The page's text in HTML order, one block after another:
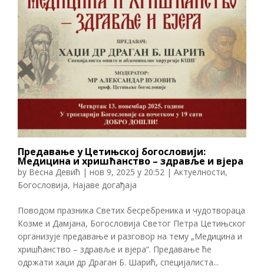
Предавање у Цетињској богословији:
Медицина и хришћанство – здравље и вјера
by Весна Девић | нов 9, 2025 у 20:52 | Актуелности,
Богословија, Најаве догађаја
Поводом празника Светих бесребреника и чудотвораца
Козме и Дамјана, Богословија Светог Петра Цетињског
организује предавање и разговор на тему „Медицина и
хришћанство – здравље и вјера“. Предавање ће
одржати хаџи др Драган Б. Шарић, специјалиста...